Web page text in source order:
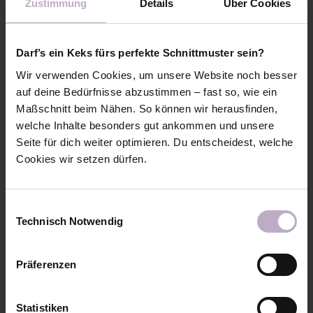
Zustimmung Details Über Cookies
Darf’s ein Keks fürs perfekte Schnittmuster sein?
Wir verwenden Cookies, um unsere Website noch besser
auf deine Bedürfnisse abzustimmen – fast so, wie ein
Maßschnitt beim Nähen. So können wir herausfinden,
welche Inhalte besonders gut ankommen und unsere
Seite für dich weiter optimieren. Du entscheidest, welche
Cookies wir setzen dürfen.
Technisch Notwendig
Präferenzen
Statistiken
8: Dann den Ärmel rechts auf rechts auf das
Knopfleiste muss nun bereits an das Rückteil
angenäht werden.